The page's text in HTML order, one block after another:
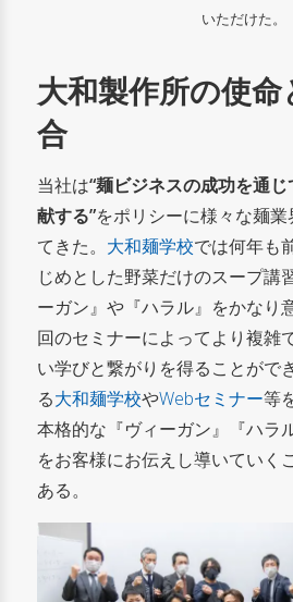
いただけた。
大和製作所の使
合
当社は“麺ビジネスの成功を通
献する”をポリシーに様々な麺
てきた。 大和麺学校では何年も
じめとした野菜だけのスープ講
ーガン』や『ハラル』をかなり
回のセミナーによってより複雑
い学びと繋がりを得ることがで
る大和麺学校やWebセミナー等
本格的な『ヴィーガン』『ハラ
をお客様にお伝えし導いていく
ある。